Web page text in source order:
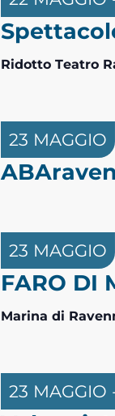
Ridotto Teatro
23 MAGGIO
FARO DI
23 MAGGIO
Marina di
23 MAGGIO